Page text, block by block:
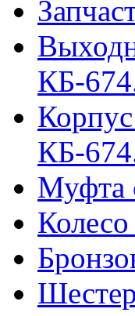
КБ-
КБ-
Муфта